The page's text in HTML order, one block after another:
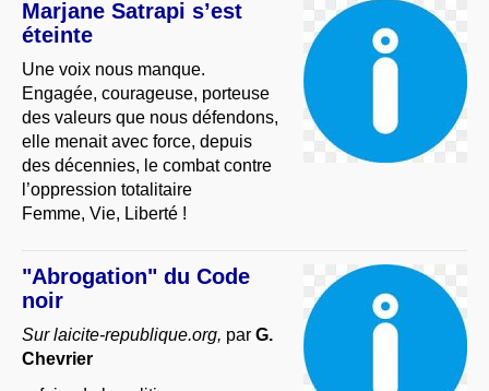
Marjane Satrapi s’est
éteinte
Une voix nous manque.
Engagée, courageuse, porteuse
des valeurs que nous défendons,
elle menait avec force, depuis
des décennies, le combat contre
l’oppression totalitaire
Femme, Vie, Liberté !
"Abrogation" du Code
noir
Sur laicite-republique.org, par G.
Chevrier